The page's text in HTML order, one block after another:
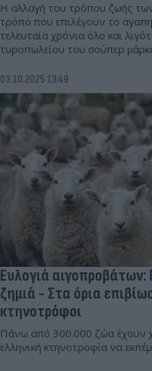
Η αλλαγή του τρόπου ζωής
τρόπο που επιλέγουν το
τελευταία χρόνια όλο και
τυροπωλείου του σούπερ
03.10.2025 13:49
Ευλογιά
ζημιά - Στα όρια
κτηνοτρόφοι
Πάνω από 300.000 ζώα έχουν
ελληνική κτηνοτροφία να